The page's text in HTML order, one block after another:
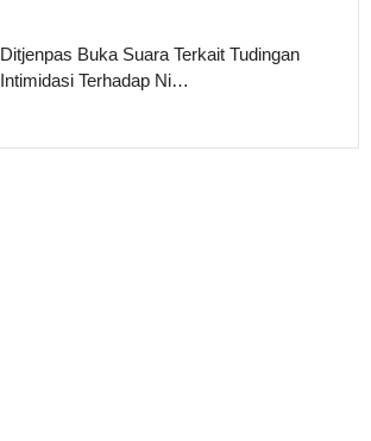
Ditjenpas Buka Suara Terkait Tudingan
Intimidasi Terhadap Ni…